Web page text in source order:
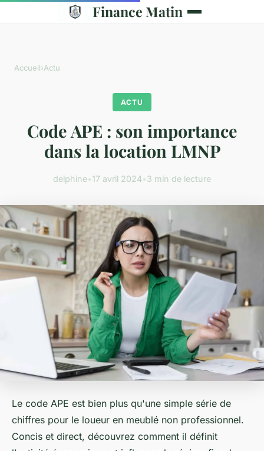
Finance Matin
Accueil›Actu
ACTU
Code APE : son importance
dans la location LMNP
delphine•17 avril 2024•3 min de lecture
Le code APE est bien plus qu'une simple série de
chiffres pour le loueur en meublé non professionnel.
Concis et direct, découvrez comment il définit